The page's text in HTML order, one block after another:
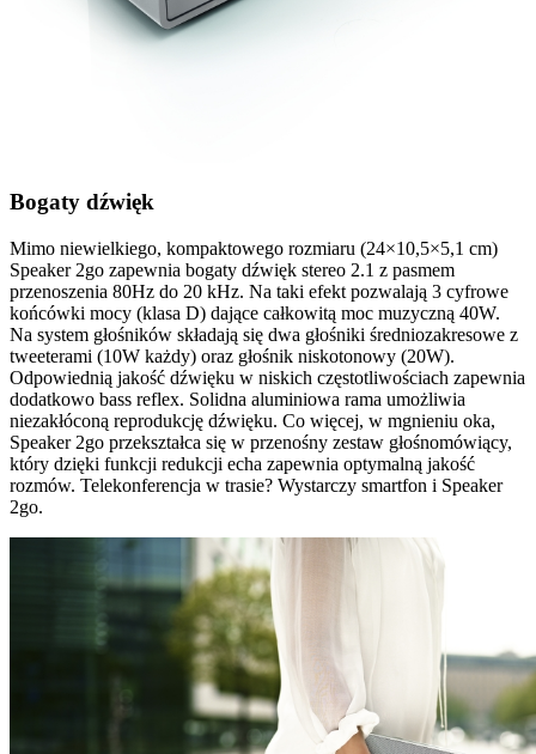
Bogaty dźwięk
Mimo niewielkiego, kompaktowego rozmiaru (24×10,5×5,1 cm)
Speaker 2go zapewnia bogaty dźwięk stereo 2.1 z pasmem
przenoszenia 80Hz do 20 kHz. Na taki efekt pozwalają 3 cyfrowe
końcówki mocy (klasa D) dające całkowitą moc muzyczną 40W.
Na system głośników składają się dwa głośniki średniozakresowe z
tweeterami (10W każdy) oraz głośnik niskotonowy (20W).
Odpowiednią jakość dźwięku w niskich częstotliwościach zapewnia
dodatkowo bass reflex. Solidna aluminiowa rama umożliwia
niezakłóconą reprodukcję dźwięku. Co więcej, w mgnieniu oka,
Speaker 2go przekształca się w przenośny zestaw głośnomówiący,
który dzięki funkcji redukcji echa zapewnia optymalną jakość
rozmów. Telekonferencja w trasie? Wystarczy smartfon i Speaker
2go.